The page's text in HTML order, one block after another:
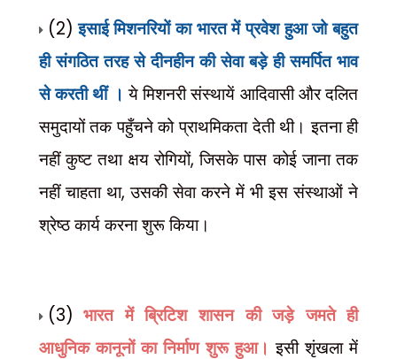
(2) इसाई मिशनरियों का भारत में प्रवेश हुआ जो बहुत
ही संगठित तरह से दीनहीन की सेवा बड़े ही समर्पित भाव
से करती थीं । ये मिशनरी संस्थायें आदिवासी और दलित
समुदायों तक पहुँचने को प्राथमिकता देती थी। इतना ही
नहीं कुष्ट तथा क्षय रोगियों,जिसके पास कोई जाना तक
नहीं चाहता था,उसकी सेवा करने में भी इस संस्थाओं ने
श्रेष्ठ कार्य करना शुरू किया।
(3)
भारत में ब्रिटिश शासन की जड़े जमते ही
आधुनिक कानूनों का निर्माण शुरू हुआ। इसी शृंखला में